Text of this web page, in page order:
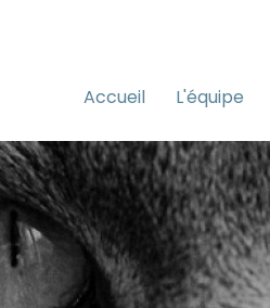
Accueil L'équipe